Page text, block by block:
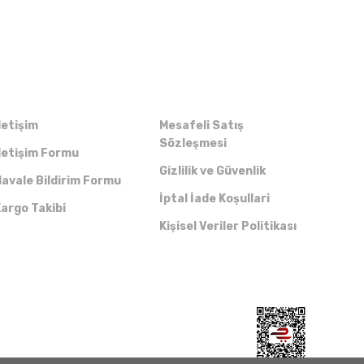
Formu
Bildirim Formu
Takibi
Mesafeli Satış
Sözleşmesi
Gizlilik ve Güvenlik
İptal İade Koşullari
Kişisel Veriler Politikası